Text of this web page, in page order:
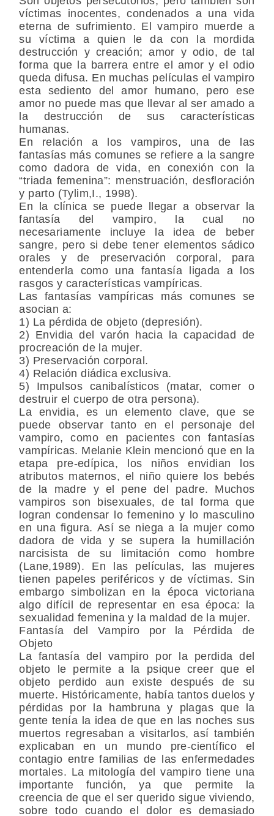
víctimas inocentes, condenados a una vida
eterna de sufrimiento. El vampiro muerde a
su víctima a quien le da con la mordida
destrucción y creación; amor y odio, de tal
forma que la barrera entre el amor y el odio
queda difusa. En muchas películas el vampiro
esta sediento del amor humano, pero ese
amor no puede mas que llevar al ser amado a
la destrucción de sus características
humanas.
En relación a los vampiros, una de las
fantasías más comunes se refiere a la sangre
como dadora de vida, en conexión con la
“triada femenina”: menstruación, desfloración
y parto (Tylim,I., 1998).
En la clínica se puede llegar a observar la
fantasía del vampiro, la cual no
necesariamente incluye la idea de beber
sangre, pero si debe tener elementos sádico
orales y de preservación corporal, para
entenderla como una fantasía ligada a los
rasgos y características vampíricas.
Las fantasías vampíricas más comunes se
asocian a:
1) La pérdida de objeto (depresión).
2) Envidia del varón hacia la capacidad de
procreación de la mujer.
3) Preservación corporal.
4) Relación diádica exclusiva.
5) Impulsos canibalísticos (matar, comer o
destruir el cuerpo de otra persona).
La envidia, es un elemento clave, que se
puede observar tanto en el personaje del
vampiro, como en pacientes con fantasías
vampíricas. Melanie Klein mencionó que en la
etapa pre-edípica, los niños envidian los
atributos maternos, el niño quiere los bebés
de la madre y el pene del padre. Muchos
vampiros son bisexuales, de tal forma que
logran condensar lo femenino y lo masculino
en una figura. Así se niega a la mujer como
dadora de vida y se supera la humillación
narcisista de su limitación como hombre
(Lane,1989). En las películas, las mujeres
tienen papeles periféricos y de víctimas. Sin
embargo simbolizan en la época victoriana
algo difícil de representar en esa época: la
sexualidad femenina y la maldad de la mujer.
Fantasía del Vampiro por la Pérdida de
Objeto
La fantasía del vampiro por la perdida del
objeto le permite a la psique creer que el
objeto perdido aun existe después de su
muerte. Históricamente, había tantos duelos y
pérdidas por la hambruna y plagas que la
gente tenía la idea de que en las noches sus
muertos regresaban a visitarlos, así también
explicaban en un mundo pre-científico el
contagio entre familias de las enfermedades
mortales. La mitología del vampiro tiene una
importante función, ya que permite la
creencia de que el ser querido sigue viviendo,
sobre todo cuando el dolor es demasiado